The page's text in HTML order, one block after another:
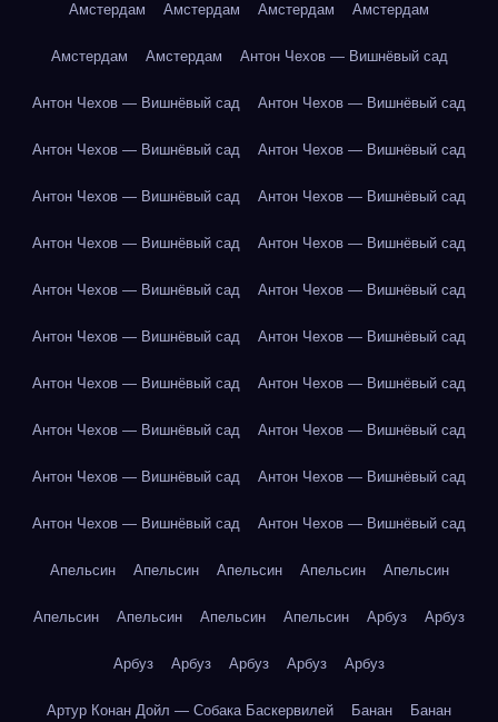
Амстердам Амстердам Амстердам Амстердам
Амстердам Амстердам Антон Чехов — Вишнёвый сад
Антон Чехов — Вишнёвый сад Антон Чехов — Вишнёвый сад
Антон Чехов — Вишнёвый сад Антон Чехов — Вишнёвый сад
Антон Чехов — Вишнёвый сад Антон Чехов — Вишнёвый сад
Антон Чехов — Вишнёвый сад Антон Чехов — Вишнёвый сад
Антон Чехов — Вишнёвый сад Антон Чехов — Вишнёвый сад
Антон Чехов — Вишнёвый сад Антон Чехов — Вишнёвый сад
Антон Чехов — Вишнёвый сад Антон Чехов — Вишнёвый сад
Антон Чехов — Вишнёвый сад Антон Чехов — Вишнёвый сад
Антон Чехов — Вишнёвый сад Антон Чехов — Вишнёвый сад
Антон Чехов — Вишнёвый сад Антон Чехов — Вишнёвый сад
Апельсин Апельсин Апельсин Апельсин Апельсин
Апельсин Апельсин Апельсин Апельсин Арбуз Арбуз
Арбуз Арбуз Арбуз Арбуз Арбуз
Артур Конан Дойл — Собака Баскервилей Банан Банан